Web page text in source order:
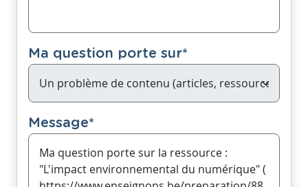
Ma question porte sur*
Message*